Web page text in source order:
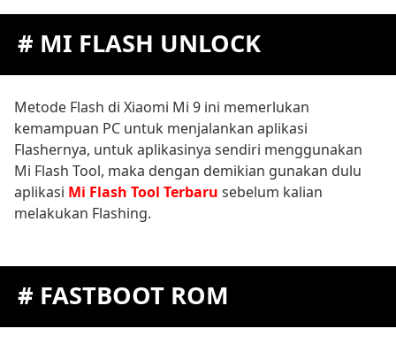
# MI FLASH UNLOCK
Metode Flash di Xiaomi Mi 9 ini memerlukan
kemampuan PC untuk menjalankan aplikasi
Flashernya, untuk aplikasinya sendiri menggunakan
Mi Flash Tool, maka dengan demikian gunakan dulu
aplikasi Mi Flash Tool Terbaru sebelum kalian
melakukan Flashing.
# FASTBOOT ROM